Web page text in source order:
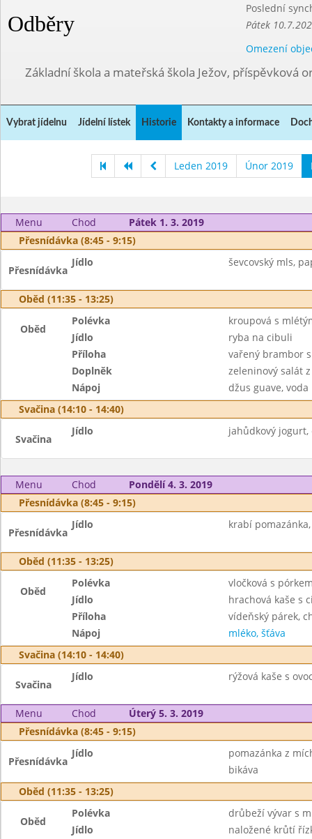
Odběry
Poslední
Pátek
Omezení
Základní škola a mateřská škola Ježov, příspěvková
Vybrat jídelnu Jídelní lístek Historie Kontakty a informace
Leden 2019 Únor 2019
Menu Chod
Pátek 1. 3. 2019
Přesnídávka (8:45 - 9:15)
Přesnídávka
Jídlo ševcovský mls,
Oběd (11:35 - 13:25)
Oběd
Polévka
kroupová s
Jídlo
ryba na cibuli
Příloha
vařený brambor
Doplněk
zeleninový salát
Nápoj
džus guave, voda
Svačina (14:10 - 14:40)
Svačina
Jídlo jahůdkový
Menu Chod
Pondělí 4. 3. 2019
Přesnídávka (8:45 - 9:15)
Přesnídávka
Jídlo krabí
Oběd (11:35 - 13:25)
Oběd
Polévka
vločková s
Jídlo
hrachová kaše s
Příloha
vídeňský párek,
Nápoj
mléko, šťáva
Svačina (14:10 - 14:40)
Svačina
Jídlo rýžová kaše s
Menu Chod
Úterý 5. 3. 2019
Přesnídávka (8:45 - 9:15)
Přesnídávka
Jídlo
pomazánka z
bikáva
Oběd (11:35 - 13:25)
Oběd
Polévka
drůbeží vývar s
Jídlo
naložené krůtí